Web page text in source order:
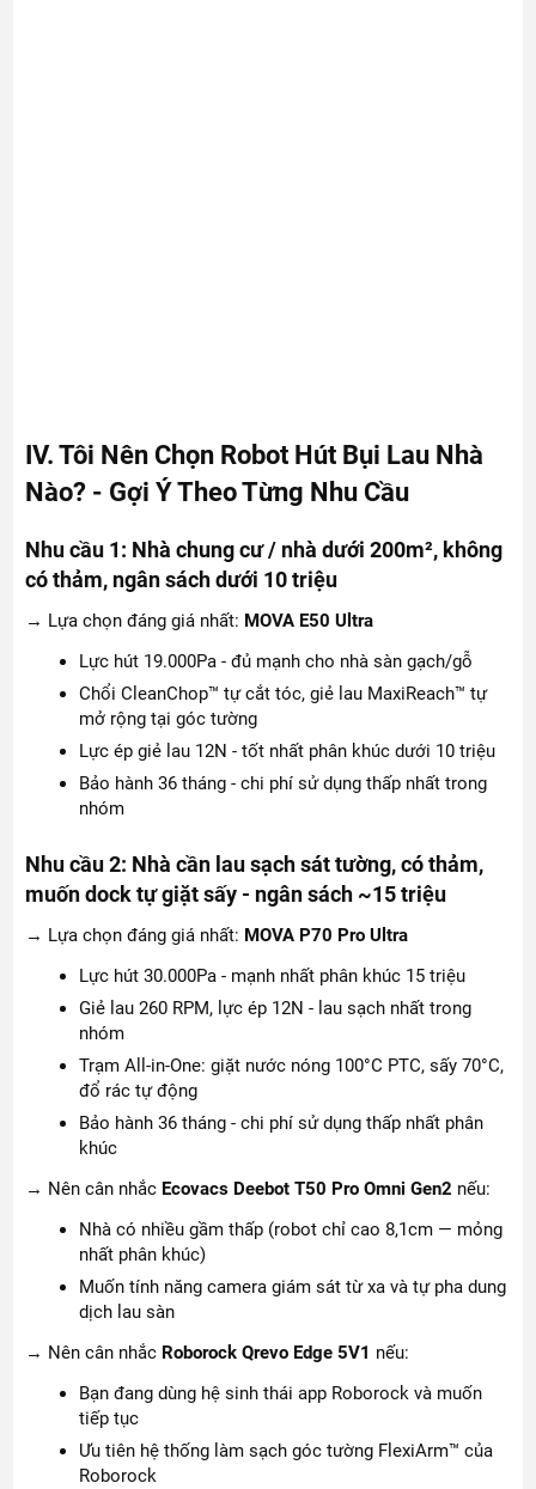
IV. Tôi Nên Chọn Robot Hút Bụi Lau Nhà
Nào? - Gợi Ý Theo Từng Nhu Cầu
Nhu cầu 1: Nhà chung cư / nhà dưới 200m², không
có thảm, ngân sách dưới 10 triệu
→ Lựa chọn đáng giá nhất: MOVA E50 Ultra
Lực hút 19.000Pa - đủ mạnh cho nhà sàn gạch/gỗ
Chổi CleanChop™ tự cắt tóc, giẻ lau MaxiReach™ tự
mở rộng tại góc tường
Lực ép giẻ lau 12N - tốt nhất phân khúc dưới 10 triệu
Bảo hành 36 tháng - chi phí sử dụng thấp nhất trong
nhóm
Nhu cầu 2: Nhà cần lau sạch sát tường, có thảm,
muốn dock tự giặt sấy - ngân sách ~15 triệu
→ Lựa chọn đáng giá nhất: MOVA P70 Pro Ultra
Lực hút 30.000Pa - mạnh nhất phân khúc 15 triệu
Giẻ lau 260 RPM, lực ép 12N - lau sạch nhất trong
nhóm
Trạm All-in-One: giặt nước nóng 100°C PTC, sấy 70°C,
đổ rác tự động
Bảo hành 36 tháng - chi phí sử dụng thấp nhất phân
khúc
→ Nên cân nhắc Ecovacs Deebot T50 Pro Omni Gen2 nếu:
Nhà có nhiều gầm thấp (robot chỉ cao 8,1cm — mỏng
nhất phân khúc)
Muốn tính năng camera giám sát từ xa và tự pha dung
dịch lau sàn
→ Nên cân nhắc Roborock Qrevo Edge 5V1 nếu:
Bạn đang dùng hệ sinh thái app Roborock và muốn
tiếp tục
Ưu tiên hệ thống làm sạch góc tường FlexiArm™ của
Roborock